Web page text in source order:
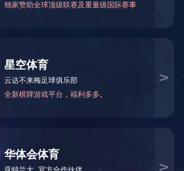
29041981
术：
（宋先生）